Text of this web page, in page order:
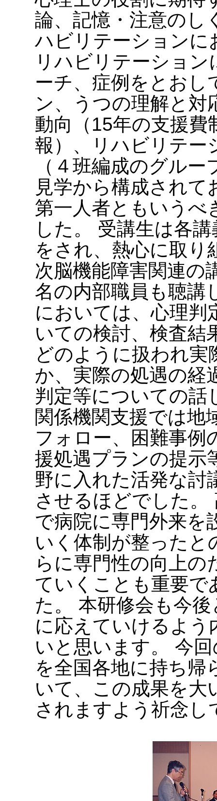
論、記憶・注意のし
ハビリテーションに
リハビリテーショ
ーチ、症例をとおし
ン、うつの理解と対
動向（15年の支援費
報）、リハビリテー
（４班編成のグル
見学から構成され
第一人者ともいうべ
した。 受講生は各
をされ、熱心に取り
次脳機能障害関連の
名の内部職員も聴講
においては、心理判
いての検討、検査結
どのように扱われ
か、実際の処遇の経
判定等についての話
関係機関支援では地
フォロー、困難事例
援処遇プランの提示
野に入れた活発な討
させるほどでした。
で病院に専門外来を
いく体制が整ったと
らに専門性の向上
ていくことも重要で
た。 本研修会も今
に応えていけるよう
いと思います。 今
を全国各地に持ち帰
いて、この成果を大
されますよう祈念し